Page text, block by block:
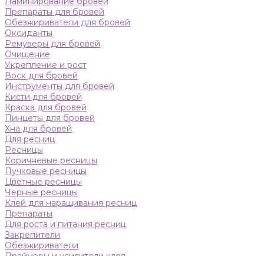
Препараты для бровей
Обезжириватели для бровей
Оксиданты
Ремуверы для бровей
Очищение
Укрепление и рост
Воск для бровей
Инструменты для бровей
Кисти для бровей
Краска для бровей
Пинцеты для бровей
Хна для бровей
Для ресниц
Ресницы
Коричневые ресницы
Пучковые ресницы
Цветные ресницы
Черные ресницы
Клей для наращивания ресниц
Препараты
Для роста и питания ресниц
Закрепители
Обезжириватели